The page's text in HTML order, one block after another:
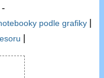
podle grafiky